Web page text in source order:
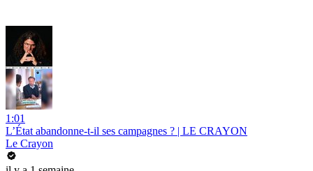
1:01
L’État abandonne-t-il ses campagnes ? | LE CRAYON
Le Crayon